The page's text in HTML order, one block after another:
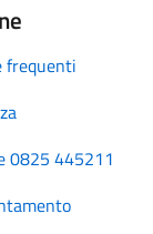
frequenti
0825 445211